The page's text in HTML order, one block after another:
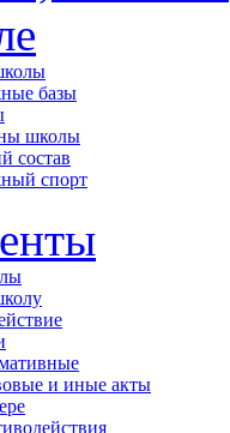
базы
школы
состав
спорт
и иные акты